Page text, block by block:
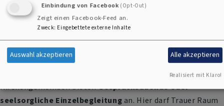
In der Trauer nicht allein
Trauer endet nicht mit der Beisetzung. Oft kommt sie in
Wellen – leise, laut, unerwartet. Darum ist es wichtig, auch
Kirchengemeinden bietenGesprächsabende oder
seelsorgliche Einzelbegleitung an. Hier darf Trauer Raum
Einbindung von Facebook (Opt-Out)
Zeigt einen Facebook-Feed an.
Zweck: Eingebettete externe Inhalte
Auswahl akzeptieren Alle akzeptieren
Realisiert mit Klaro!